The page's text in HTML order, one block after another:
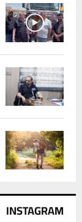
INSTAGRAM